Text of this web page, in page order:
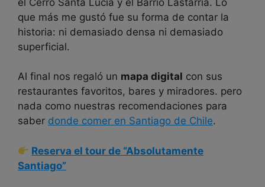
que más me gustó fue su forma de contar la
historia: ni demasiado densa ni demasiado
superficial.
Al final nos regaló un mapa digital con sus
restaurantes favoritos, bares y miradores. pero
nada como nuestras recomendaciones para
saber donde comer en Santiago de Chile.
Reserva el tour de “Absolutamente
Santiago”